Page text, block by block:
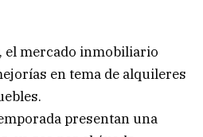
el mercado inmobiliario
en tema de alquileres
presentan una